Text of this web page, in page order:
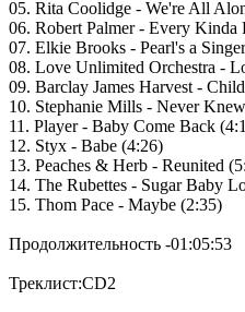
05. Rita Coolidge - We're All
06. Robert Palmer - Every Kinda
07. Elkie Brooks - Pearl's a
08. Love Unlimited Orchestra -
09. Barclay James Harvest -
10. Stephanie Mills - Never
11. Player - Baby Come Back
12. Styx - Babe (4:26)
13. Peaches & Herb - Reunited
14. The Rubettes - Sugar Baby
15. Thom Pace - Maybe (2:35)
Продoлжитeльность -01:05:53
Треклист:CD2